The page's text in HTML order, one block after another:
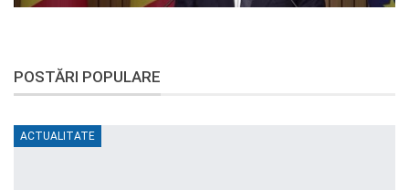
POSTĂRI POPULARE
ACTUALITATE